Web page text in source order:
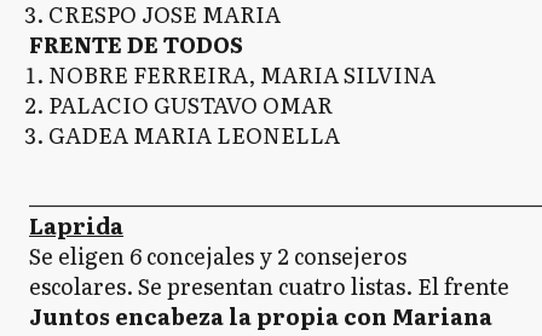
CRESPO JOSE MARIA
FRENTE DE TODOS
NOBRE FERREIRA, MARIA SILVINA
PALACIO GUSTAVO OMAR
GADEA MARIA LEONELLA
Laprida
Se eligen 6 concejales y 2 consejeros
escolares. Se presentan cuatro listas. El frente
Juntos encabeza la propia con Mariana